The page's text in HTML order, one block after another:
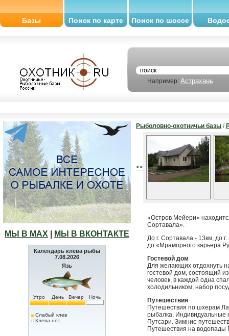
Базы Поиск по карте Поиск по шоссе
Например: Астрахань
МЫ В МАХ МЫ В ВКОНТАКТЕ
Календарь клева рыбы
7.08.2026
Язь
Утро День Вечер Ночь
Слабый клев
Клева нет
Рыболовно-охотничьи базы /
<<
«Остров Мейери»
Сортавала».
До г. Сортавала - 13км, до
до «Мраморного карьера
Гостевой дом
Для желающих отдохнуть
гостевой дом, состоящий
человек, в каждой одна
холодильником, набор
Путешествия
Путешествия по шхерам
рыбалка. Индивидуальные
Путсари. Зимние
Путешествия на водопады